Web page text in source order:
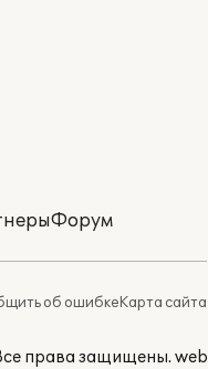
Форум
об ошибкеКарта сайта
права защищены.